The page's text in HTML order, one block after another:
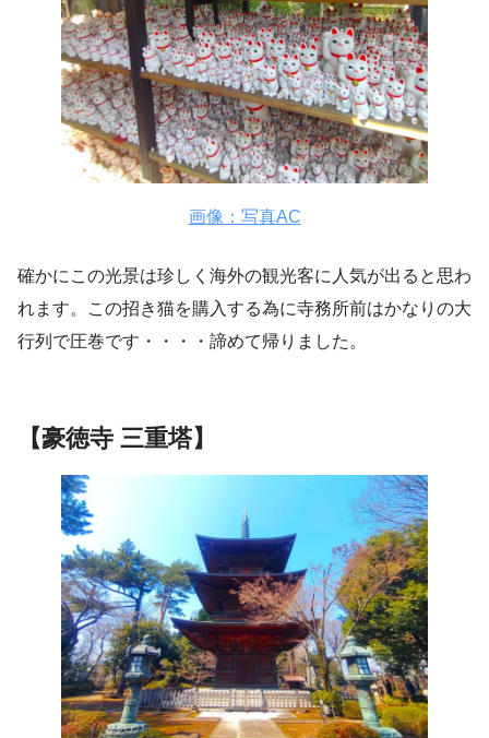
画像：写真AC
確かにこの光景は珍しく海外の観光客に人気が出ると思わ
れます。この招き猫を購入する為に寺務所前はかなりの大
行列で圧巻です・・・・諦めて帰りました。
【豪徳寺 三重塔】